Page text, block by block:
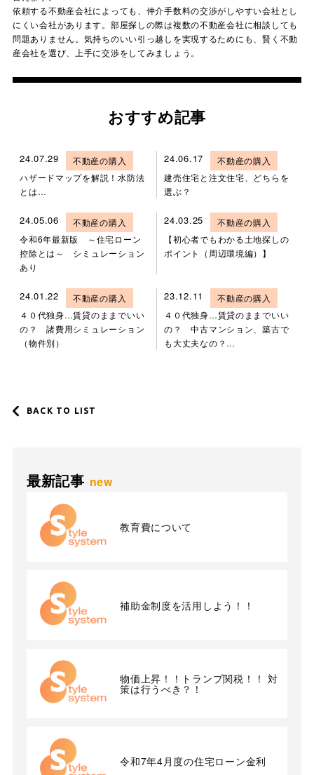
依頼する不動産会社によっても、仲介手数料の交渉がしやすい会社とし
にくい会社があります。部屋探しの際は複数の不動産会社に相談しても
問題ありません。気持ちのいい引っ越しを実現するためにも、賢く不動
産会社を選び、上手に交渉をしてみましょう。
おすすめ記事
24.07.29
不動産の購入
ハザードマップを解説！水防法
とは…
24.06.17
不動産の購入
建売住宅と注文住宅、どちらを
選ぶ？
24.05.06
不動産の購入
令和6年最新版 ～住宅ローン
控除とは～ シミュレーション
あり
24.03.25
不動産の購入
【初心者でもわかる土地探しの
ポイント（周辺環境編）】
24.01.22
不動産の購入
４０代独身…賃貸のままでいい
の？ 諸費用シミュレーション
（物件別）
23.12.11
不動産の購入
４０代独身…賃貸のままでいい
の？ 中古マンション、築古で
も大丈夫なの？…
BACK TO LIST
最新記事 new
教育費について
補助金制度を活用しよう！！
物価上昇！！トランプ関税！！ 対
策は行うべき？！
令和7年4月度の住宅ローン金利